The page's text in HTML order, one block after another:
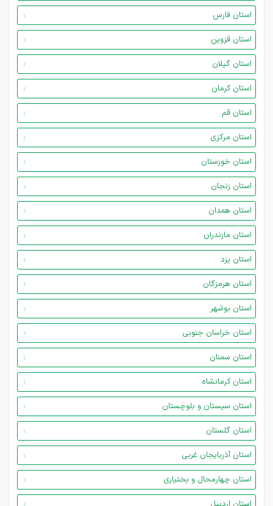
استان فارس
استان قزوین
استان گیلان
استان کرمان
استان قم
استان مرکزی
استان خوزستان
استان زنجان
استان همدان
استان مازندران
استان یزد
استان هرمزگان
استان بوشهر
استان خراسان جنوبی
استان سمنان
استان کرمانشاه
استان سیستان و بلوچستان
استان گلستان
استان آذربایجان غربی
استان چهارمحال و بختیاری